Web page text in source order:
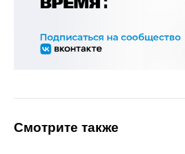
Смотрите также